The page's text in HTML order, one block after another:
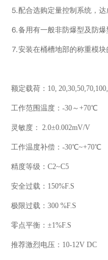
⒌配合选购定量控制系统，达
⒍备用有一般非防爆型及防爆
⒎安装在桶槽地部的称重模块的
额定载荷：10,
工作范围温度：-30～+70℃
灵敏度： 2.0±0.002mV/V
工作温度补偿：-30℃~+70℃
精度等级：C2~C5
安全过载：150%F.S
极限过载：300 %F.S
零点平衡：±1%F.S
推荐激烈电压：10-12V DC